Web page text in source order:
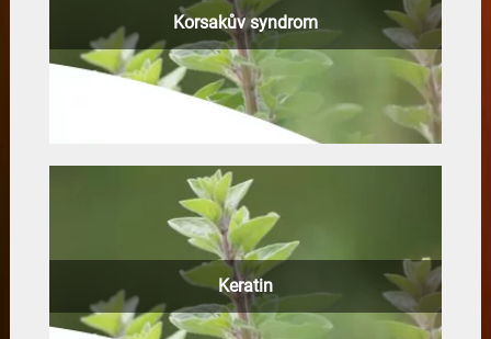
Korsakův syndrom
Keratin